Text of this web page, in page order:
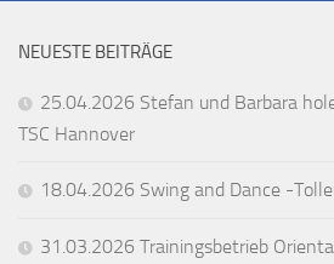
NEUESTE BEITRÄGE
25.04.2026 Stefan und Barbara
TSC Hannover
18.04.2026 Swing and Dance -
31.03.2026 Trainingsbetrieb